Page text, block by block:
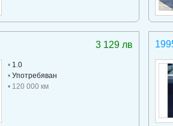
3 129 лв
• 1.0
• Употребяван
• 120 000 км